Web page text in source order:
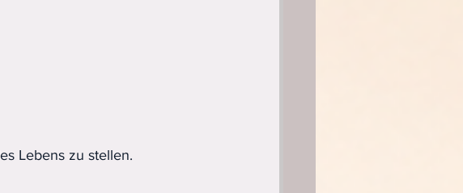
Lebens zu stellen.